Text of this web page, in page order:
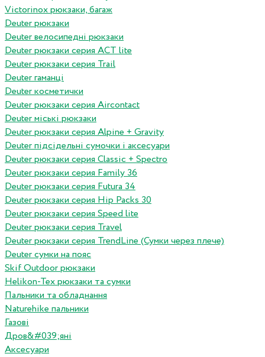
Victorinox рюкзаки, багаж
Deuter рюкзаки
Deuter велосипедні рюкзаки
Deuter рюкзаки серия ACT lite
Deuter рюкзаки серия Trail
Deuter гаманці
Deuter косметички
Deuter рюкзаки серия Aircontact
Deuter міські рюкзаки
Deuter рюкзаки серия Alpine + Gravity
Deuter підсідельні сумочки і аксесуари
Deuter рюкзаки серия Classic + Spectro
Deuter рюкзаки серия Family 36
Deuter рюкзаки серия Futura 34
Deuter рюкзаки серия Hip Packs 30
Deuter рюкзаки серия Speed lite
Deuter рюкзаки серия Travel
Deuter рюкзаки серия TrendLine (Сумки через плече)
Deuter сумки на пояс
Skif Outdoor рюкзаки
Helikon-Tex рюкзаки та сумки
Пальники та обладнання
Naturehike пальники
Газові
Дров&#039;яні
Аксесуари